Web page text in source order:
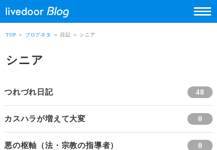
TOP ＞ ブログネタ ＞ 日記 ＞ シニア
シニア
つれづれ日記 48
カスハラが増えて大変 0
悪の枢軸（法・宗教の指導者） 0